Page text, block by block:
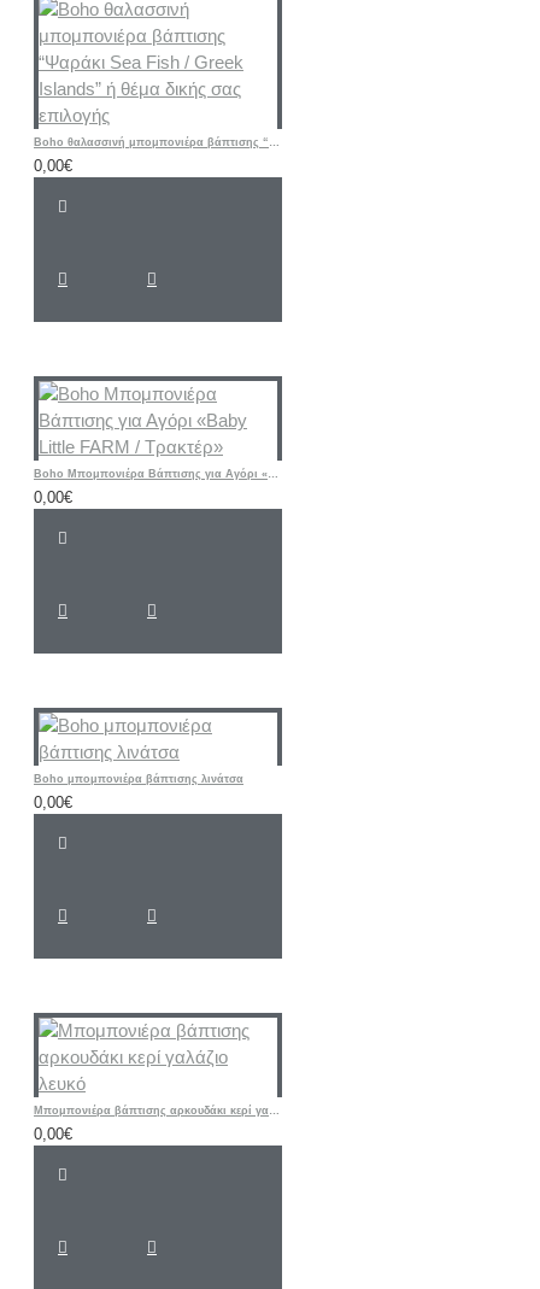
Boho θαλασσινή μπομπονιέρα βάπτισης “Ψαράκι Sea ​​Fish / Greek Islands” ή θέμα δικής σας επιλογής
0,00€
Boho Μπομπονιέρα Βάπτισης για Αγόρι «Baby Little FARM / Τρακτέρ»
0,00€
Boho μπομπονιέρα βάπτισης λινάτσα
0,00€
Mπομπονιέρα βάπτισης αρκουδάκι κερί γαλάζιο λευκό
0,00€